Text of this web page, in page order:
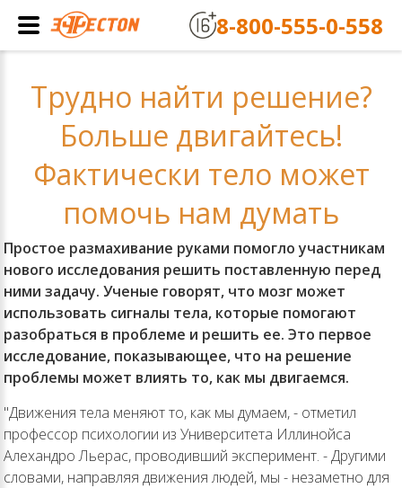
Трудно найти решение?
Больше двигайтесь!
Фактически тело может
помочь нам думать
Простое размахивание руками помогло участникам
нового исследования решить поставленную перед
ними задачу. Ученые говорят, что мозг может
использовать сигналы тела, которые помогают
разобраться в проблеме и решить ее. Это первое
исследование, показывающее, что на решение
проблемы может влиять то, как мы двигаемся.
"Движения тела меняют то, как мы думаем, - отметил
профессор психологии из Университета Иллинойса
Алехандро Льерас, проводивший эксперимент. - Другими
словами, направляя движения людей, мы - незаметно для
8-800-555-0-558